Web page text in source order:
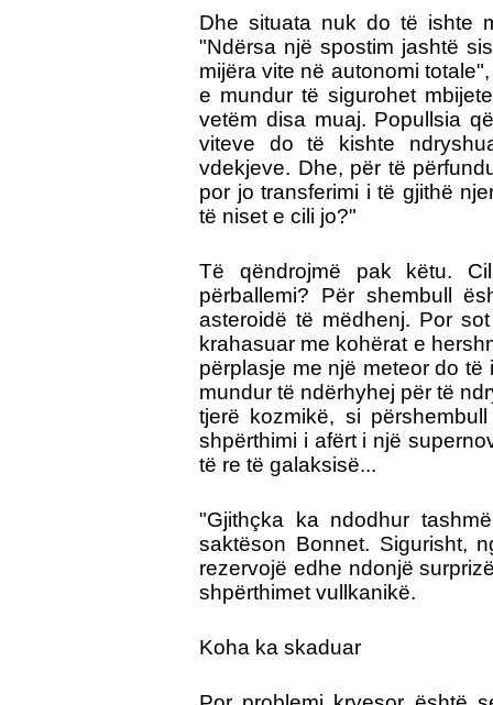
Dhe situata nuk do të ishte
"Ndërsa një spostim jashtë
mijëra vite në autonomi
e mundur të sigurohet
vetëm disa muaj. Popullsia
viteve do të kishte
vdekjeve. Dhe, për të
por jo transferimi i të gjithë
të niset e cili jo?"
Të qëndrojmë pak këtu.
përballemi? Për shembull
asteroidë të mëdhenj. Por
krahasuar me kohërat e
përplasje me një meteor do
mundur të ndërhyhej për të
tjerë kozmikë, si
shpërthimi i afërt i një
të re të galaksisë...
"Gjithçka ka ndodhur
saktëson Bonnet. Sigurisht,
rezervojë edhe ndonjë
shpërthimet vullkanikë.
Koha ka skaduar